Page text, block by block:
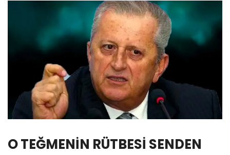
O TEĞMENİN RÜTBESİ SENDEN